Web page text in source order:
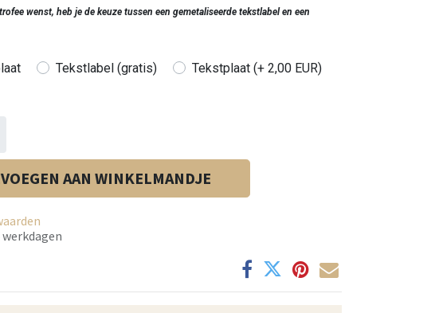
wenst, heb je de keuze tussen een gemetaliseerde tekstlabel en een
Tekstlabel (gratis) Tekstplaat (+ 2,00 EUR)
AAN WINKELMANDJE
werkdagen